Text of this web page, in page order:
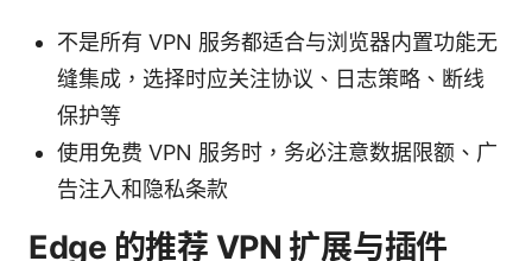
不是所有 VPN 服务都适合与浏览器内置功能无
缝集成，选择时应关注协议、日志策略、断线
保护等
使用免费 VPN 服务时，务必注意数据限额、广
告注入和隐私条款
Edge 的推荐 VPN 扩展与插件